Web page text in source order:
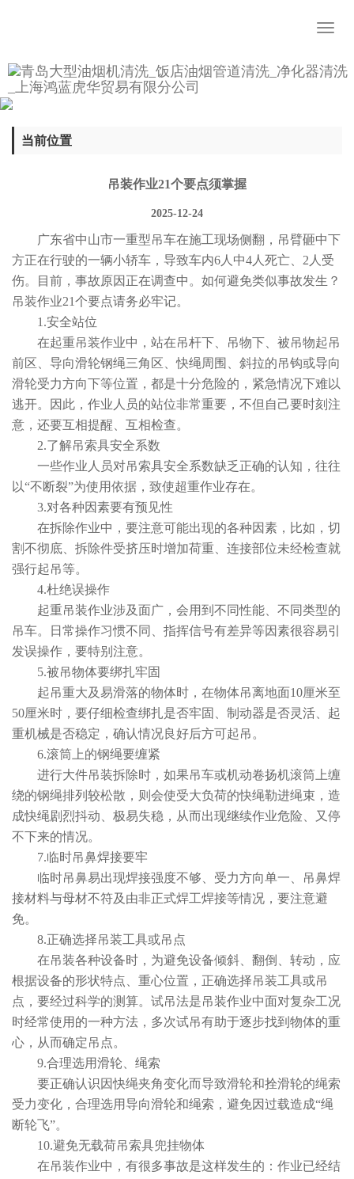
当前位置
吊装作业21个要点须掌握
2025-12-24
广东省中山市一重型吊车在施工现场侧翻，吊臂砸中下
方正在行驶的一辆小轿车，导致车内6人中4人死亡、2人受
伤。目前，事故原因正在调查中。如何避免类似事故发生？
吊装作业21个要点请务必牢记。
1.安全站位
在起重吊装作业中，站在吊杆下、吊物下、被吊物起吊
前区、导向滑轮钢绳三角区、快绳周围、斜拉的吊钩或导向
滑轮受力方向下等位置，都是十分危险的，紧急情况下难以
逃开。因此，作业人员的站位非常重要，不但自己要时刻注
意，还要互相提醒、互相检查。
2.了解吊索具安全系数
一些作业人员对吊索具安全系数缺乏正确的认知，往往
以“不断裂”为使用依据，致使超重作业存在。
3.对各种因素要有预见性
在拆除作业中，要注意可能出现的各种因素，比如，切
割不彻底、拆除件受挤压时增加荷重、连接部位未经检查就
强行起吊等。
4.杜绝误操作
起重吊装作业涉及面广，会用到不同性能、不同类型的
吊车。日常操作习惯不同、指挥信号有差异等因素很容易引
发误操作，要特别注意。
5.被吊物体要绑扎牢固
起吊重大及易滑落的物体时，在物体吊离地面10厘米至
50厘米时，要仔细检查绑扎是否牢固、制动器是否灵活、起
重机械是否稳定，确认情况良好后方可起吊。
6.滚筒上的钢绳要缠紧
进行大件吊装拆除时，如果吊车或机动卷扬机滚筒上缠
绕的钢绳排列较松散，则会使受大负荷的快绳勒进绳束，造
成快绳剧烈抖动、极易失稳，从而出现继续作业危险、又停
不下来的情况。
7.临时吊鼻焊接要牢
临时吊鼻易出现焊接强度不够、受力方向单一、吊鼻焊
接材料与母材不符及由非正式焊工焊接等情况，要注意避
免。
8.正确选择吊装工具或吊点
在吊装各种设备时，为避免设备倾斜、翻倒、转动，应
根据设备的形状特点、重心位置，正确选择吊装工具或吊
点，要经过科学的测算。试吊法是吊装作业中面对复杂工况
时经常使用的一种方法，多次试吊有助于逐步找到物体的重
心，从而确定吊点。
9.合理选用滑轮、绳索
要正确认识因快绳夹角变化而导致滑轮和拴滑轮的绳索
受力变化，合理选用导向滑轮和绳索，避免因过载造成“绳
断轮飞”。
10.避免无载荷吊索具兜挂物体
在吊装作业中，有很多事故是这样发生的：作业已经结